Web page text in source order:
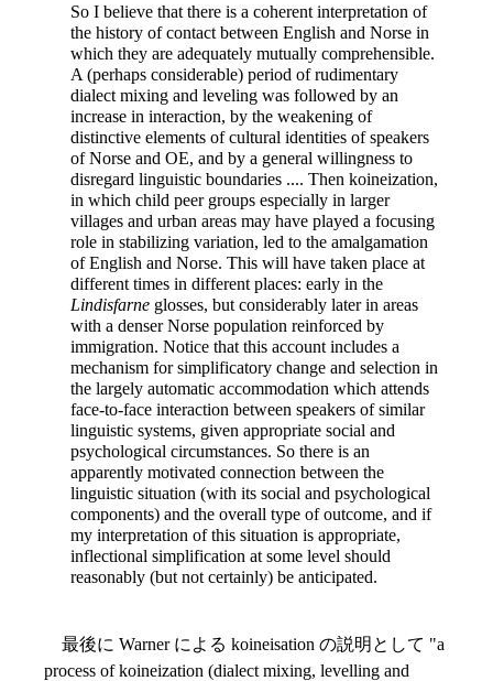
So I believe that there is a coherent interpretation of
the history of contact between English and Norse in
which they are adequately mutually comprehensible.
A (perhaps considerable) period of rudimentary
dialect mixing and leveling was followed by an
increase in interaction, by the weakening of
distinctive elements of cultural identities of speakers
of Norse and OE, and by a general willingness to
disregard linguistic boundaries .... Then koineization,
in which child peer groups especially in larger
villages and urban areas may have played a focusing
role in stabilizing variation, led to the amalgamation
of English and Norse. This will have taken place at
different times in different places: early in the
Lindisfarne glosses, but considerably later in areas
with a denser Norse population reinforced by
immigration. Notice that this account includes a
mechanism for simplificatory change and selection in
the largely automatic accommodation which attends
face-to-face interaction between speakers of similar
linguistic systems, given appropriate social and
psychological circumstances. So there is an
apparently motivated connection between the
linguistic situation (with its social and psychological
components) and the overall type of outcome, and if
my interpretation of this situation is appropriate,
inflectional simplification at some level should
reasonably (but not certainly) be anticipated.
最後に Warner による koineisation の説明として "a
process of koineization (dialect mixing, levelling and